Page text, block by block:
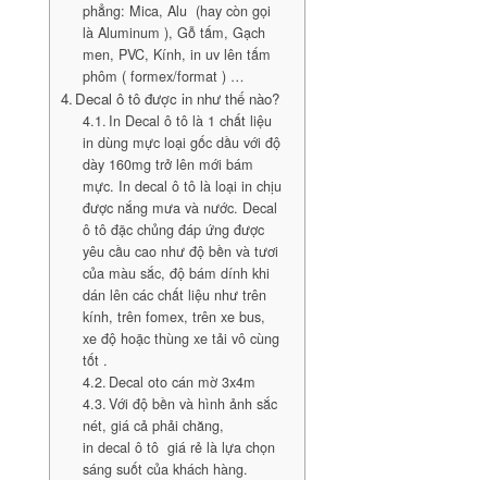
phẳng: Mica, Alu (hay còn gọi
là Aluminum ), Gỗ tấm, Gạch
men, PVC, Kính, in uv lên tấm
phôm ( formex/format ) …
Decal ô tô được in như thế nào?
In Decal ô tô là 1 chất liệu
in dùng mực loại gốc dầu với độ
dày 160mg trở lên mới bám
mực. In decal ô tô là loại in chịu
được nắng mưa và nước. Decal
ô tô đặc chủng đáp ứng được
yêu cầu cao như độ bền và tươi
của màu sắc, độ bám dính khi
dán lên các chất liệu như trên
kính, trên fomex, trên xe bus,
xe độ hoặc thùng xe tải vô cùng
tốt .
Decal oto cán mờ 3x4m
Với độ bền và hình ảnh sắc
nét, giá cả phải chăng,
in decal ô tô giá rẻ là lựa chọn
sáng suốt của khách hàng.